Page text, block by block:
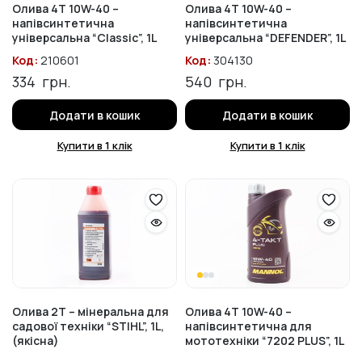
Олива 4T 10W-40 –
напівсинтетична
універсальна “Classic”, 1L
Код: 210601
334 грн.
Додати в кошик
Купити в 1 клік
Олива 4T 10W-40 –
напівсинтетична
універсальна “DEFENDER”, 1L
Код: 304130
540 грн.
Додати в кошик
Купити в 1 клік
Олива 2T – мінеральна для
садової техніки “STIHL”, 1L,
(якісна)
Олива 4T 10W-40 –
напівсинтетична для
мототехніки “7202 PLUS”, 1L